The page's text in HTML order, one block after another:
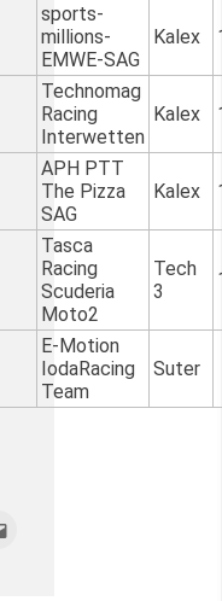
sports-
millions-
EMWE-SAG
Kalex
Technomag
Racing
Interwetten
Kalex
APH PTT
The Pizza
SAG
Kalex
Tasca
Racing
Scuderia
Moto2
Tech
3
E-Motion
IodaRacing
Team
Suter